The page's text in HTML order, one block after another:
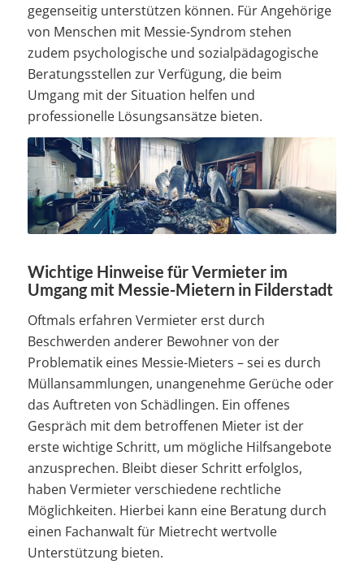
gegenseitig unterstützen können. Für Angehörige
von Menschen mit Messie-Syndrom stehen
zudem psychologische und sozialpädagogische
Beratungsstellen zur Verfügung, die beim
Umgang mit der Situation helfen und
professionelle Lösungsansätze bieten.
Wichtige Hinweise für Vermieter im
Umgang mit Messie-Mietern in Filderstadt
Oftmals erfahren Vermieter erst durch
Beschwerden anderer Bewohner von der
Problematik eines Messie-Mieters – sei es durch
Müllansammlungen, unangenehme Gerüche oder
das Auftreten von Schädlingen. Ein offenes
Gespräch mit dem betroffenen Mieter ist der
erste wichtige Schritt, um mögliche Hilfsangebote
anzusprechen. Bleibt dieser Schritt erfolglos,
haben Vermieter verschiedene rechtliche
Möglichkeiten. Hierbei kann eine Beratung durch
einen Fachanwalt für Mietrecht wertvolle
Unterstützung bieten.